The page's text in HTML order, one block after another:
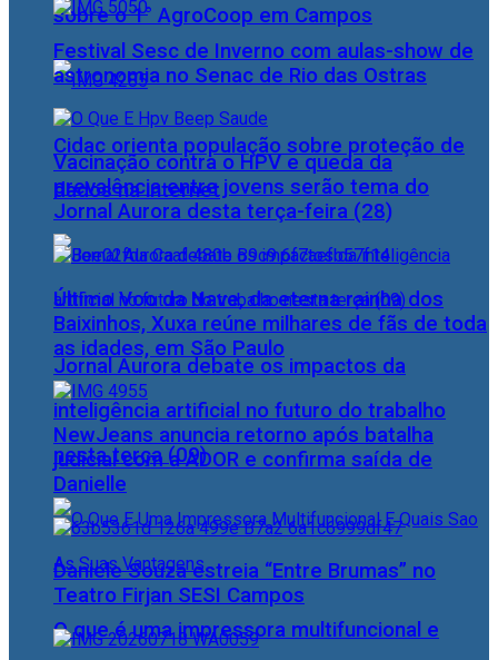
sobre o 1° AgroCoop em Campos
Cidac orienta população sobre proteção de
dados na internet
Jornal Aurora debate os impactos da
inteligência artificial no futuro do trabalho
nesta terça (09)
O que é uma impressora multifuncional e
Festival Sesc de Inverno com aulas-show de
astronomia no Senac de Rio das Ostras
Vacinação contra o HPV e queda da
prevalência entre jovens serão tema do
Jornal Aurora desta terça-feira (28)
Último Voo da Nave, da eterna rainha dos
Baixinhos, Xuxa reúne milhares de fãs de toda
as idades, em São Paulo
NewJeans anuncia retorno após batalha
judicial com a ADOR e confirma saída de
Danielle
Daniele Souza estreia “Entre Brumas” no
Teatro Firjan SESI Campos